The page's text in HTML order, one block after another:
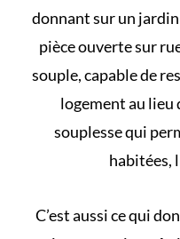
donnant sur un
pièce ouverte sur
souple, capable de
logement au lieu
souplesse qui
habitées,
C’est aussi ce qui